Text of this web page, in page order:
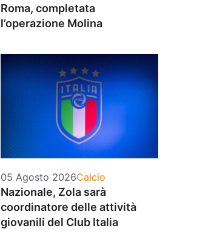
Roma, completata
l’operazione Molina
05 Agosto 2026Categorie
Calcio
Nazionale, Zola sarà
coordinatore delle attività
giovanili del Club Italia